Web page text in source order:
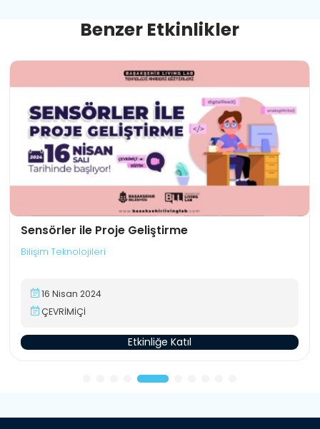
Benzer Etkinlikler
Sensörler ile Proje Geliştirme
Bilişim Teknolojileri
16 Nisan 2024
ÇEVRİMİÇİ
Etkinliğe Katıl